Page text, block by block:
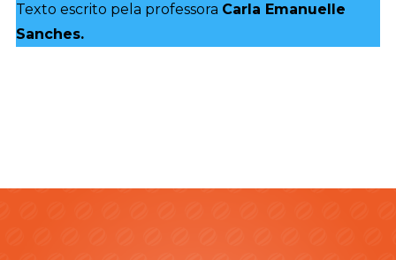
Texto escrito pela professora Carla Emanuelle
Sanches.